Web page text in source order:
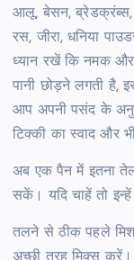
आलू, बेसन, ब्रेडक्रंब्स,
रस, जीरा, धनिया
ध्यान रखें कि नमक और
पानी छोड़ने लगती है,
आप अपनी पसंद के
टिक्की का स्वाद और
अब एक पैन में इतना तेल
सकें। यदि चाहें तो
तलने से ठीक पहले